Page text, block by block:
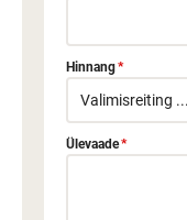
Hinnang*
Ülevaade*